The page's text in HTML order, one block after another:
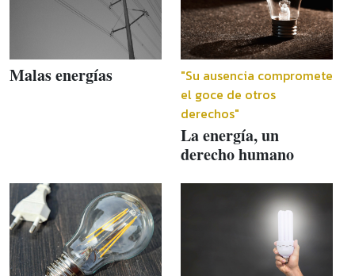
Malas energías
"Su ausencia compromete
el goce de otros
derechos"
La energía, un
derecho humano